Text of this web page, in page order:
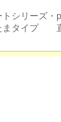
トシリーズ
まタイプ